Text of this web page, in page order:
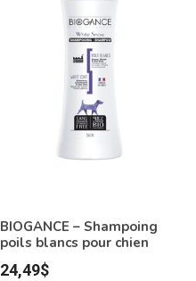
BIOGANCE – Shampoing
poils blancs pour chien
24,49$